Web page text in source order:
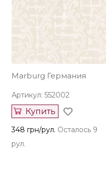
Marburg Германия
Артикул: 552002
Купить
348 грн/рул. Осталось 9
рул.